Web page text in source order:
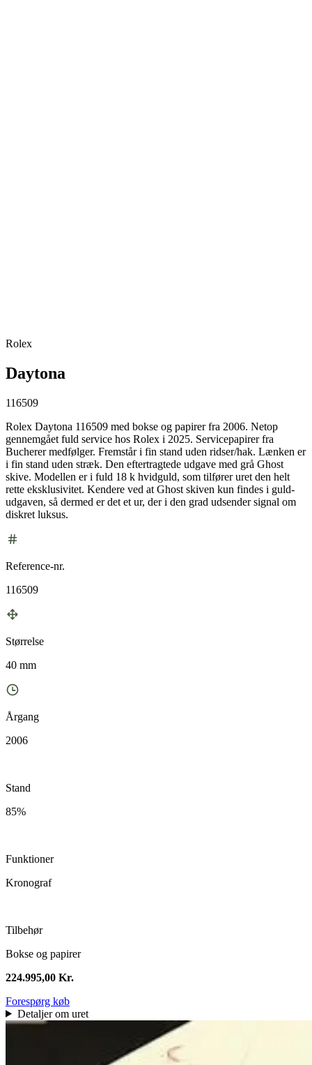
Rolex
Daytona
116509
Rolex Daytona 116509 med bokse og papirer fra 2006. Netop
gennemgået fuld service hos Rolex i 2025. Servicepapirer fra
Bucherer medfølger. Fremstår i fin stand uden ridser/hak. Lænken er
i fin stand uden stræk. Den eftertragtede udgave med grå Ghost
skive. Modellen er i fuld 18 k hvidguld, som tilfører uret den helt
rette eksklusivitet. Kendere ved at Ghost skiven kun findes i guld-
udgaven, så dermed er det et ur, der i den grad udsender signal om
diskret luksus.
Reference-nr.
116509
Størrelse
40 mm
Årgang
2006
Stand
85%
Funktioner
Kronograf
Tilbehør
Bokse og papirer
224.995,00 Kr.
Forespørg køb
Detaljer om uret